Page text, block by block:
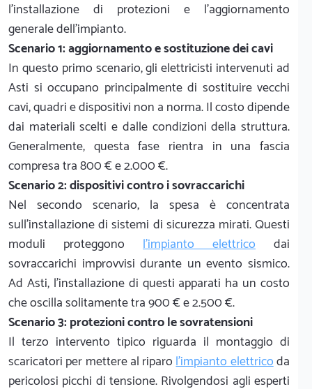
l'installazione di protezioni e l'aggiornamento
generale dell'impianto.
Scenario 1: aggiornamento e sostituzione dei cavi
In questo primo scenario, gli elettricisti intervenuti ad
Asti si occupano principalmente di sostituire vecchi
cavi, quadri e dispositivi non a norma. Il costo dipende
dai materiali scelti e dalle condizioni della struttura.
Generalmente, questa fase rientra in una fascia
compresa tra 800 € e 2.000 €.
Scenario 2: dispositivi contro i sovraccarichi
Nel secondo scenario, la spesa è concentrata
sull'installazione di sistemi di sicurezza mirati. Questi
moduli proteggono l'impianto elettrico dai
sovraccarichi improvvisi durante un evento sismico.
Ad Asti, l'installazione di questi apparati ha un costo
che oscilla solitamente tra 900 € e 2.500 €.
Scenario 3: protezioni contro le sovratensioni
Il terzo intervento tipico riguarda il montaggio di
scaricatori per mettere al riparol'impianto elettricoda
pericolosi picchi di tensione. Rivolgendosi agli esperti